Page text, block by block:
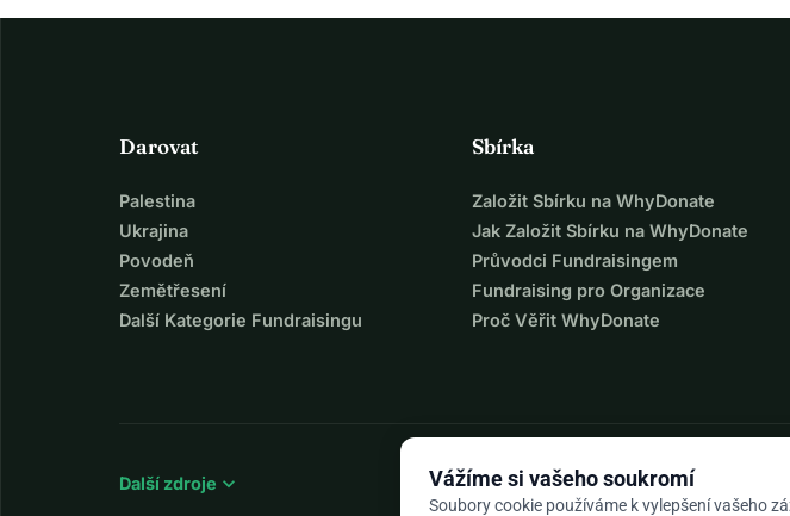
Darovat
Palestina
Ukrajina
Povodeň
Zemětřesení
Další Kategorie Fundraisingu
Sbírka
Založit Sbírku na WhyDonate
Jak Založit Sbírku na WhyDonate
Průvodci Fundraisingem
Fundraising pro Organizace
Proč Věřit WhyDonate
Další zdroje expand_more Vážíme si vašeho soukromí
Soubory cookie používáme k vylepšení vašeho